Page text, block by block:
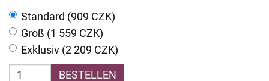
Standard (909 CZK)
Groß (1 559 CZK)
Exklusiv (2 209 CZK)
BESTELLEN